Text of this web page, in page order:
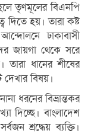
তৃণমূলের বিএনপি
দিতে হয়। তারা কষ্ট
ঢাকাবাসী
জায়গা থেকে সরে
ধানের শীষের
দেখার বিষয়।
ধরনের বিভ্রান্তকর
দিচ্ছে। বাংলাদেশ
শ্রদ্ধেয় ব্যক্তি।